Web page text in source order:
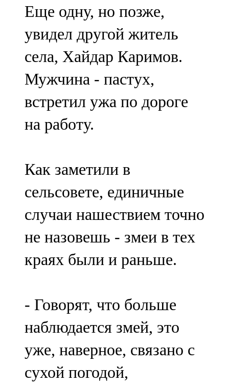
Еще одну, но позже,
увидел другой житель
села, Хайдар Каримов.
Мужчина - пастух,
встретил ужа по дороге
на работу.
Как заметили в
сельсовете, единичные
случаи нашествием точно
не назовешь - змеи в тех
краях были и раньше.
- Говорят, что больше
наблюдается змей, это
уже, наверное, связано с
сухой погодой,